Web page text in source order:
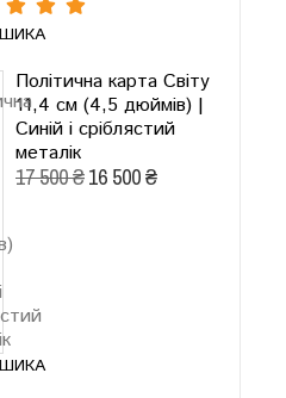
Політична карта Світу
11,4 см (4,5 дюймів) |
Синій і сріблястий
металік
17 500 ₴16 500 ₴